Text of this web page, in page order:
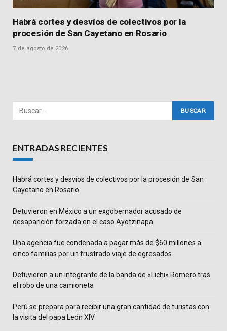
Habrá cortes y desvíos de colectivos por la
procesión de San Cayetano en Rosario
7 de agosto de 2026
ENTRADAS RECIENTES
Habrá cortes y desvíos de colectivos por la procesión de San
Cayetano en Rosario
Detuvieron en México a un exgobernador acusado de
desaparición forzada en el caso Ayotzinapa
Una agencia fue condenada a pagar más de $60 millones a
cinco familias por un frustrado viaje de egresados
Detuvieron a un integrante de la banda de «Lichi» Romero tras
el robo de una camioneta
Perú se prepara para recibir una gran cantidad de turistas con
la visita del papa León XIV